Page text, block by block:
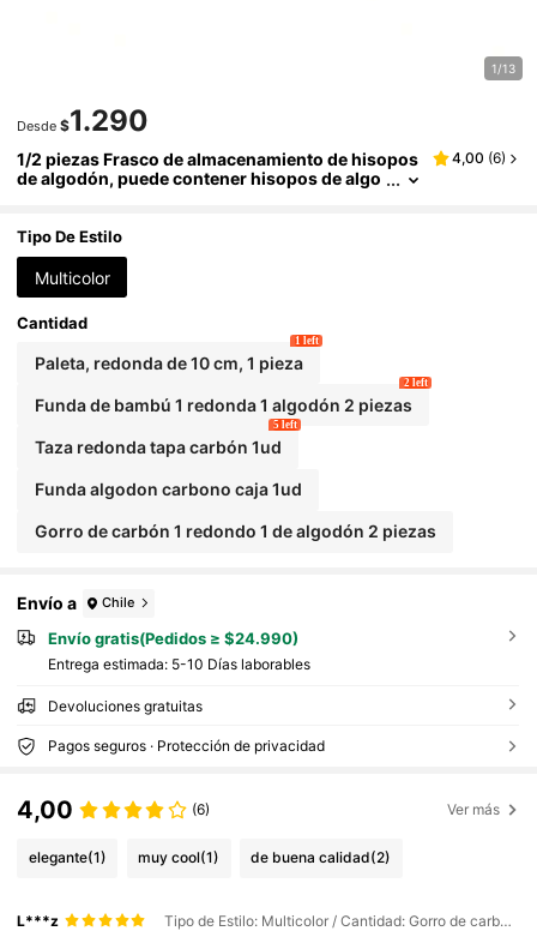
1/13
Desde $1.290
1/2 piezas Frasco de almacenamiento de hisopos
de algodón, puede contener hisopos de algo
de 10/7 oz con tapa, almacenamiento de cosméti
cos para el baño
4,00 (6)
Tipo De Estilo
Multicolor
Cantidad
Paleta, redonda de 10 cm, 1 pieza
1 left
Funda de bambú 1 redonda 1 algodón 2 piezas
2 left
Taza redonda tapa carbón 1ud
5 left
Funda algodon carbono caja 1ud
Gorro de carbón 1 redondo 1 de algodón 2 piezas
Envío a Chile
Envío gratis(Pedidos ≥ $24.990)
Entrega estimada: 5-10 Días laborables
Devoluciones gratuitas
Pagos seguros · Protección de privacidad
4,00 (6) Ver más
elegante(1) muy cool(1) de buena calidad(2)
L***z Tipo de Estilo: Multicolor / Cantidad: Gorro de carbón 1 redondo 1 de algodón 2 piezas